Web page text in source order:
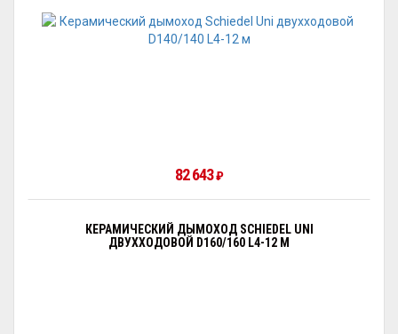
82 643₽
КЕРАМИЧЕСКИЙ ДЫМОХОД SCHIEDEL UNI
ДВУХХОДОВОЙ D160/160 L4-12 М